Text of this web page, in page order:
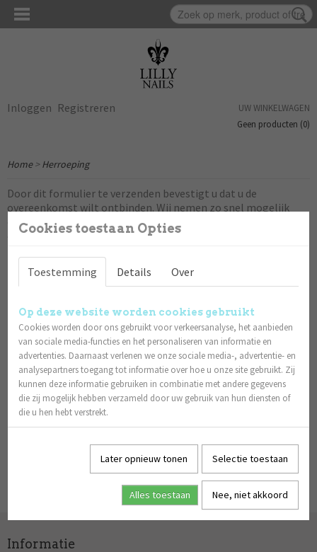
Inloggen Registreren
UW WINKELWAGEN
Geen producten (0)
Home>Herroeping
Door dit formulier te verzenden bevestigt u dat u de
overeenkomst wilt ontbinden. Wij nemen zo snel mogelijk
contact met u op om de herroeping te bevestigen en
eventuele verdere instructies te geven voor het retourneren.
Naam
E-mail
Telefoon
Bestelnummer
Reden van
herroeping
Verstuur »
Informatie
Cookies toestaan Opties
Toestemming Details Over
Op deze website worden cookies gebruikt
Cookies worden door ons gebruikt voor verkeersanalyse, het aanbieden
van sociale media-functies en het personaliseren van informatie en
advertenties. Daarnaast verlenen we onze sociale media-, advertentie- en
analysepartners toegang tot informatie over hoe u onze site gebruikt. Zij
kunnen deze informatie gebruiken in combinatie met andere gegevens
die zij mogelijk hebben verzameld door uw gebruik van hun diensten of
die u hen hebt verstrekt.
Later opnieuw tonen Selectie toestaan
Alles toestaan Nee, niet akkoord